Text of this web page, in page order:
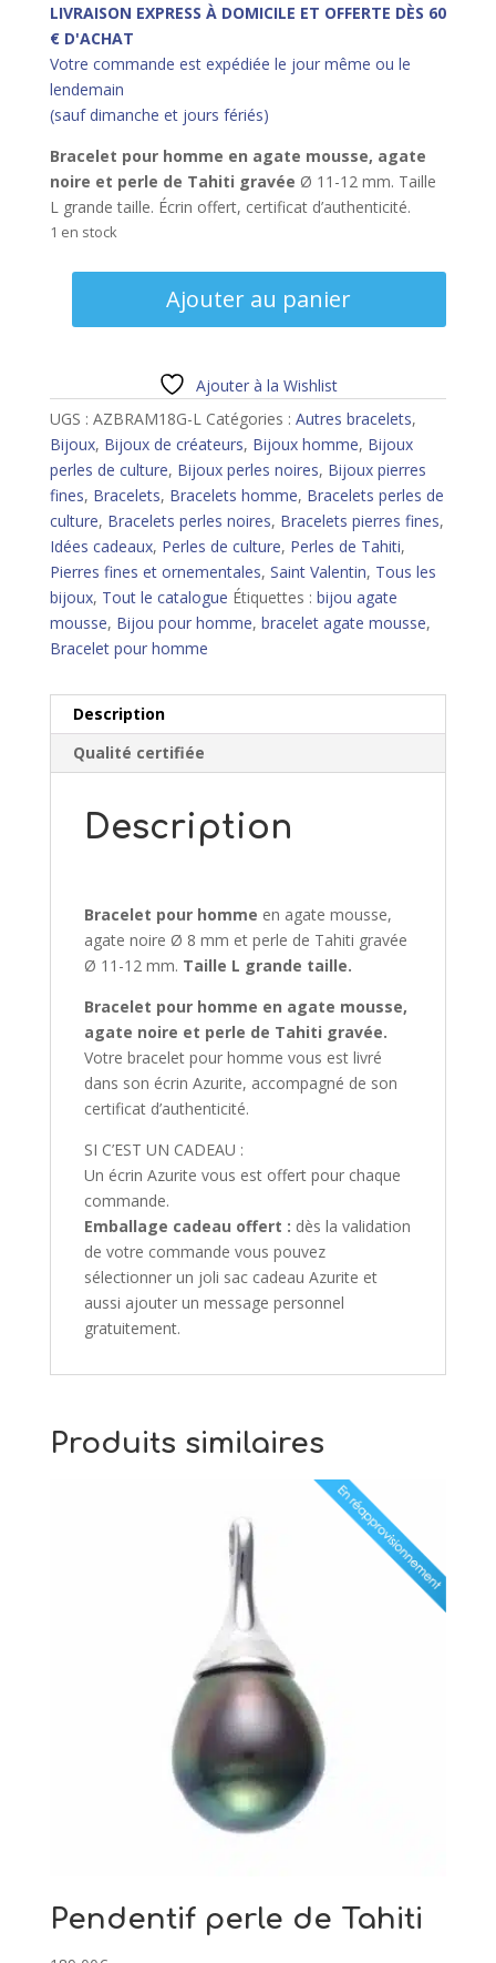
LIVRAISON EXPRESS À DOMICILE ET OFFERTE DÈS 60
€ D'ACHAT
Votre commande est expédiée le jour même ou le
lendemain
(sauf dimanche et jours fériés)
Bracelet pour homme en agate mousse, agate
noire et perle de Tahiti gravée Ø 11-12 mm. Taille
L grande taille. Écrin offert, certificat d’authenticité.
1 en stock
Bracelet
mousse,
perle
de
Tahiti
gravée
-
L
Ajouter au panier
Ajouter à la Wishlist
UGS : AZBRAM18G-L Catégories : Autres bracelets,
Bijoux, Bijoux de créateurs, Bijoux homme, Bijoux
perles de culture, Bijoux perles noires, Bijoux pierres
fines, Bracelets, Bracelets homme, Bracelets perles de
culture, Bracelets perles noires, Bracelets pierres fines,
Idées cadeaux, Perles de culture, Perles de Tahiti,
Pierres fines et ornementales, Saint Valentin, Tous les
bijoux, Tout le catalogue Étiquettes : bijou agate
mousse, Bijou pour homme, bracelet agate mousse,
Bracelet pour homme
Description
Qualité certifiée
Description
Bracelet pour homme en agate mousse,
agate noire Ø 8 mm et perle de Tahiti gravée
Ø 11-12 mm. Taille L grande taille.
Bracelet pour homme en agate mousse,
agate noire et perle de Tahiti gravée.
Votre bracelet pour homme vous est livré
dans son écrin Azurite, accompagné de son
certificat d’authenticité.
SI C’EST UN CADEAU :
Un écrin Azurite vous est offert pour chaque
commande.
Emballage cadeau offert : dès la validation
de votre commande vous pouvez
sélectionner un joli sac cadeau Azurite et
aussi ajouter un message personnel
gratuitement.
Produits similaires
Pendentif perle de Tahiti